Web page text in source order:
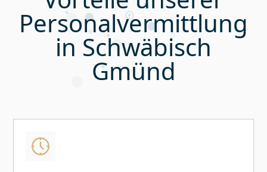
Personalvermittlung
in Schwäbisch
Gmünd